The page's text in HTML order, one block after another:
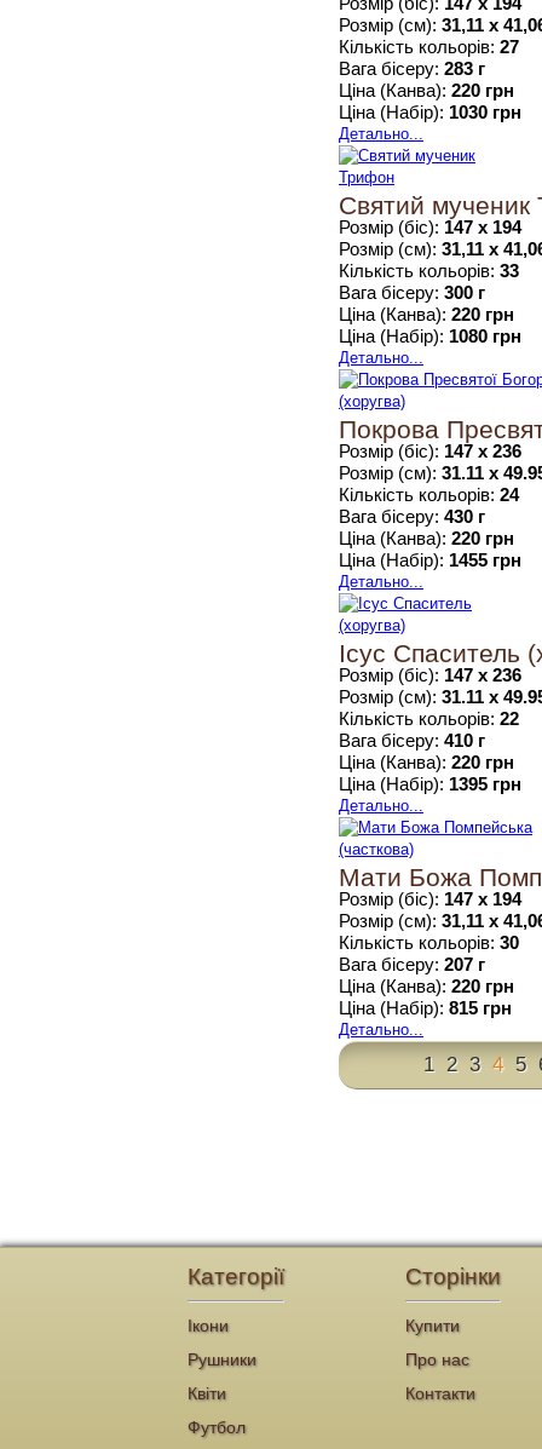
Розмір (см): 31,11 х
Кількість кольорів: 27
Вага бісеру: 283 г
Ціна (Канва): 220 грн
Ціна (Набір): 1030 грн
Детально...
Святий
Розмір (біс): 147 х 194
Розмір (см): 31,11 х
Кількість кольорів: 33
Вага бісеру: 300 г
Ціна (Канва): 220 грн
Ціна (Набір): 1080 грн
Детально...
Покрова
Розмір (біс): 147 х 236
Розмір (см): 31.11 х
Кількість кольорів: 24
Вага бісеру: 430 г
Ціна (Канва): 220 грн
Ціна (Набір): 1455 грн
Детально...
Ісус Спаситель
Розмір (біс): 147 х 236
Розмір (см): 31.11 х
Кількість кольорів: 22
Вага бісеру: 410 г
Ціна (Канва): 220 грн
Ціна (Набір): 1395 грн
Детально...
Мати Божа
Розмір (біс): 147 х 194
Розмір (см): 31,11 х
Кількість кольорів: 30
Вага бісеру: 207 г
Ціна (Канва): 220 грн
Ціна (Набір): 815 грн
Детально...
1 2 3 4 5
Сторінки
Купити
Про нас
Контакти
Категорії
Ікони
Рушники
Квіти
Футбол